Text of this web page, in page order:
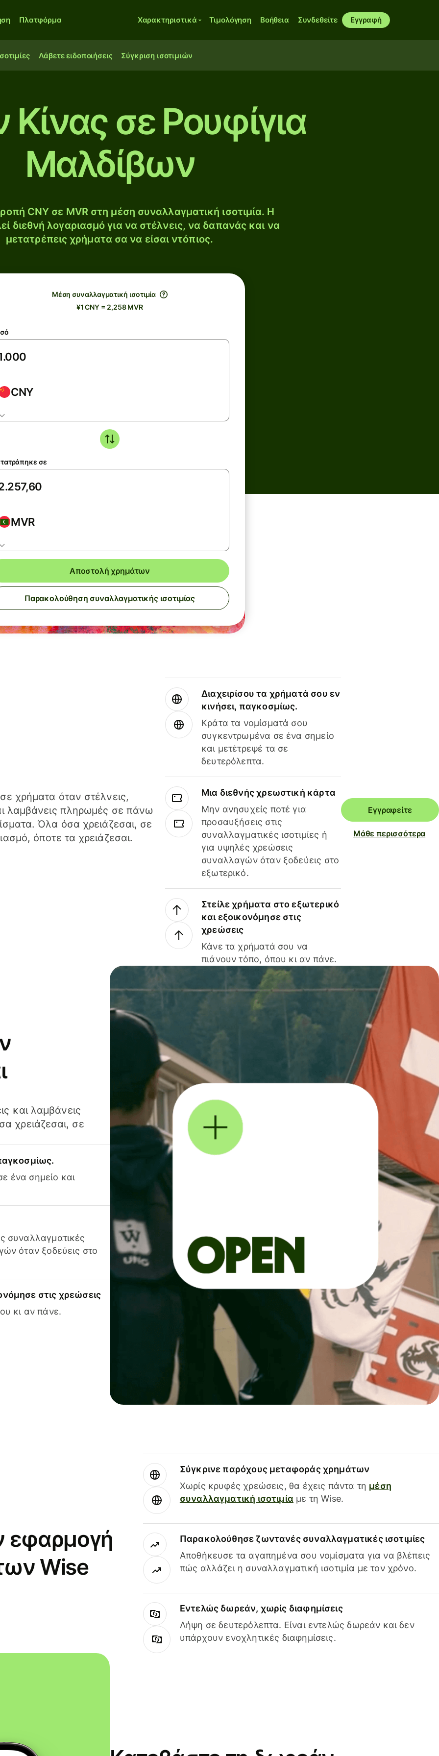
Πλατφόρμα Χαρακτηριστικά Τιμολόγηση Βοήθεια Συνδεθείτε Εγγραφή
Λάβετε ειδοποιήσεις Σύγκριση ισοτιμιών
Κίνας σε Ρουφίγια
Μαλδίβων
CNY σε MVR στη μέση συναλλαγματική ισοτιμία. Η
διεθνή λογαριασμό για να στέλνεις, να δαπανάς και να
μετατρέπεις χρήματα σα να είσαι ντόπιος.
Μέση συναλλαγματική ισοτιμία
¥1 CNY = 2,258 MVR
CNY
σε
MVR
Αποστολή χρημάτων
Παρακολούθηση συναλλαγματικής ισοτιμίας
χρήματα όταν στέλνεις,
λαμβάνεις πληρωμές σε πάνω
Όλα όσα χρειάζεσαι, σε
όποτε τα χρειάζεσαι.
Διαχειρίσου τα χρήματά σου εν
κινήσει, παγκοσμίως.
Κράτα τα νομίσματά σου
συγκεντρωμένα σε ένα σημείο
και μετέτρεψέ τα σε
δευτερόλεπτα.
Μια διεθνής χρεωστική κάρτα
Μην ανησυχείς ποτέ για
προσαυξήσεις στις
συναλλαγματικές ισοτιμίες ή
για υψηλές χρεώσεις
συναλλαγών όταν ξοδεύεις στο
εξωτερικό.
Στείλε χρήματα στο εξωτερικό
και εξοικονόμησε στις
χρεώσεις
Κάνε τα χρήματά σου να
πιάνουν τόπο, όπου κι αν πάνε.
Εγγραφείτε
Μάθε περισσότερα
και λαμβάνεις
χρειάζεσαι, σε
ένα σημείο και
συναλλαγματικές
όταν ξοδεύεις στο
στις χρεώσεις
κι αν πάνε.
εφαρμογή
Wise
Σύγκρινε παρόχους μεταφοράς χρημάτων
Χωρίς κρυφές χρεώσεις, θα έχεις πάντα τη μέση
συναλλαγματική ισοτιμία με τη Wise.
Παρακολούθησε ζωντανές συναλλαγματικές ισοτιμίες
Αποθήκευσε τα αγαπημένα σου νομίσματα για να βλέπεις
πώς αλλάζει η συναλλαγματική ισοτιμία με τον χρόνο.
Εντελώς δωρεάν, χωρίς διαφημίσεις
Λήψη σε δευτερόλεπτα. Είναι εντελώς δωρεάν και δεν
υπάρχουν ενοχλητικές διαφημίσεις.